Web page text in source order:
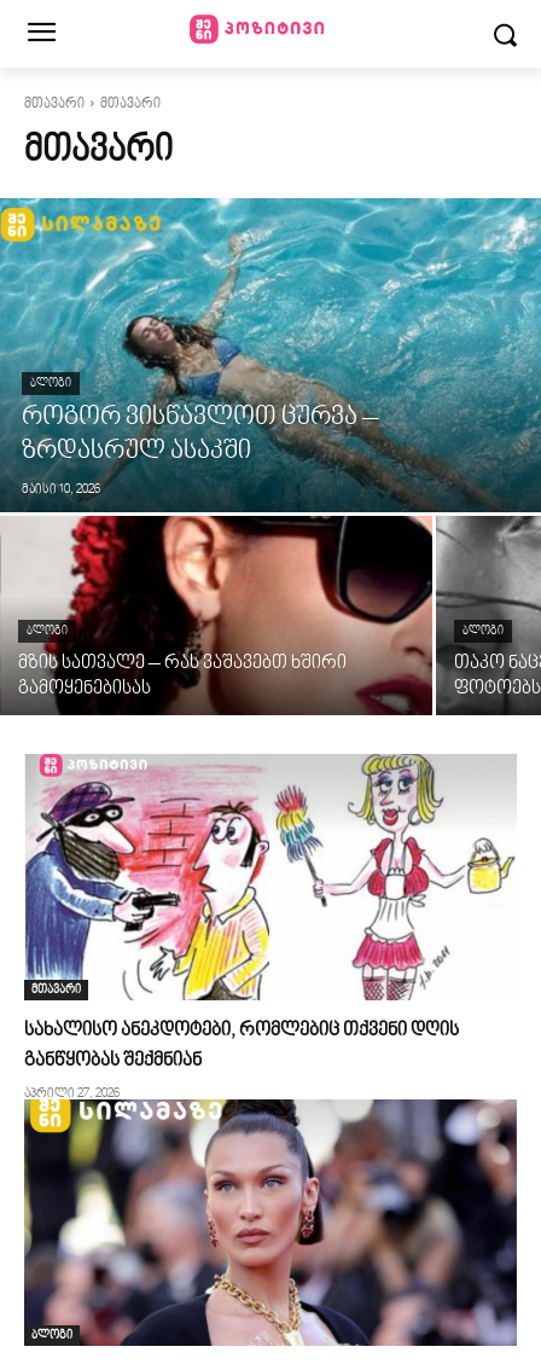
მთავარი მთავარი
ᲛᲗᲐᲕᲐᲠᲘ
ᲑᲚᲝᲒᲘ
როგორ ვისწავლოთ ცურვა –
ზრდასრულ ასაკში
მაისი 10, 2026
ᲑᲚᲝᲒᲘ
მზის სათვალე – რას ვაშავებთ ხშირი
გამოყენებისას
ᲑᲚᲝᲒᲘ
თაკო
ფოტოებს
მთავარი
სახალისო ანეკდოტები, რომლებიც თქვენი დღის
განწყობას შექმნიან
აპრილი 27, 2026
ბლოგი